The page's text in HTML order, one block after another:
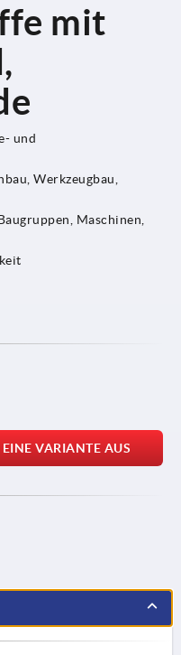
mit
und
Werkzeugbau,
Maschinen,
VARIANTE AUS